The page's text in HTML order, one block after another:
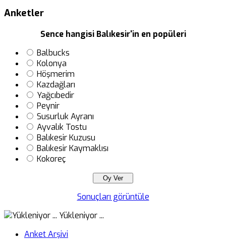
Anketler
Sence hangisi Balıkesir'in en popüleri
Balbucks
Kolonya
Höşmerim
Kazdağları
Yağcıbedir
Peynir
Susurluk Ayranı
Ayvalık Tostu
Balıkesir Kuzusu
Balıkesir Kaymaklısı
Kokoreç
Sonuçları görüntüle
Yükleniyor ...
Anket Arşivi